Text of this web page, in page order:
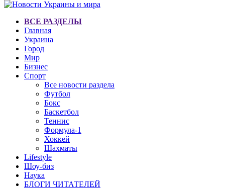
ВСЕ РАЗДЕЛЫ
Главная
Украина
Город
Мир
Бизнес
Спорт
Все новости раздела
Футбол
Бокс
Баскетбол
Теннис
Формула-1
Хоккей
Шахматы
Lifestyle
Шоу-биз
Наука
БЛОГИ ЧИТАТЕЛЕЙ